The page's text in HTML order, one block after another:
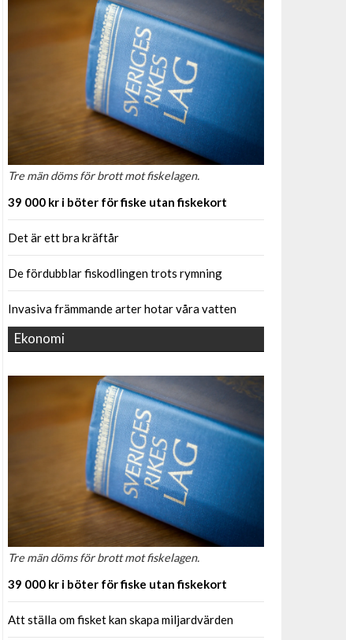
Tre män döms för brott mot fiskelagen.
39 000 kr i böter för fiske utan fiskekort
Det är ett bra kräftår
De fördubblar fiskodlingen trots rymning
Invasiva främmande arter hotar våra vatten
Ekonomi
Tre män döms för brott mot fiskelagen.
39 000 kr i böter för fiske utan fiskekort
Att ställa om fisket kan skapa miljardvärden